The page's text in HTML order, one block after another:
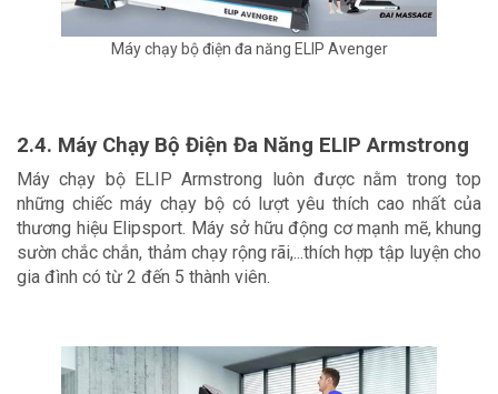
Máy chạy bộ điện đa năng ELIP Avenger
2.4. Máy Chạy Bộ Điện Đa Năng ELIP Armstrong
Máy chạy bộ ELIP Armstrong luôn được nằm trong top
những chiếc máy chạy bộ có lượt yêu thích cao nhất của
thương hiệu Elipsport. Máy sở hữu động cơ mạnh mẽ, khung
sườn chắc chắn, thảm chạy rộng rãi,...thích hợp tập luyện cho
gia đình có từ 2 đến 5 thành viên.